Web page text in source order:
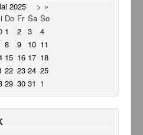
2025 > »
Do Fr Sa So
1 2 3
4
8 9 10 11
15 16 17 18
22 23 24 25
29 30 31 1